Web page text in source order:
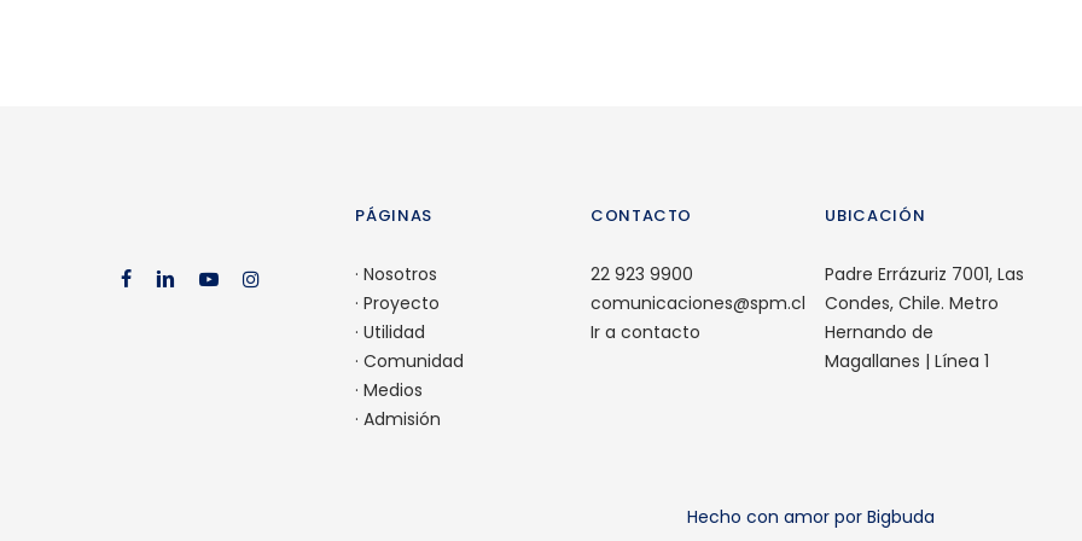
facebook
linkedin
youtube
instagram
PÁGINAS
·Nosotros
·Proyecto
·Utilidad
·Comunidad
·Medios
·Admisión
CONTACTO
22 923 9900
comunicaciones@spm.cl
Ir a contacto
UBICACIÓN
Padre Errázuriz 7001, Las
Condes, Chile. Metro
Hernando de
Magallanes | Línea 1
Hecho con amor por Bigbuda